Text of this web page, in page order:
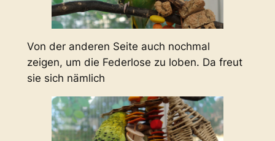
Von der anderen Seite auch nochmal
zeigen, um die Federlose zu loben. Da freut
sie sich nämlich